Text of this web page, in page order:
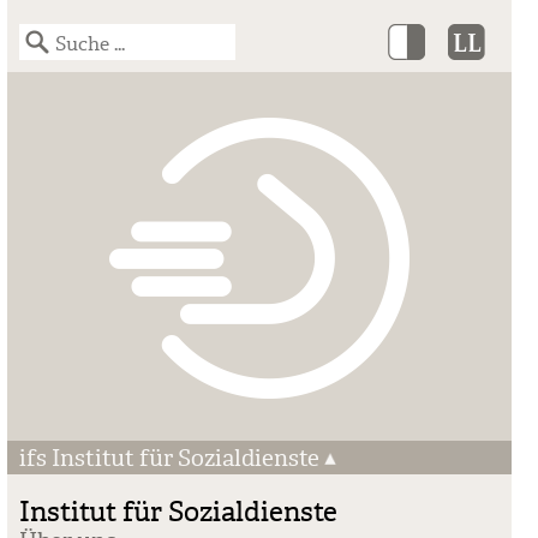
ifs Institut für Sozialdienste
Institut für Sozialdienste